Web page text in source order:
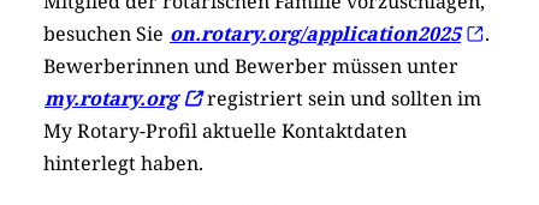
besuchen Sie on.rotary.org/application2025
.
Bewerberinnen und Bewerber müssen unter
my.rotary.org
registriert sein und sollten im
My Rotary-Profil aktuelle Kontaktdaten
hinterlegt haben.